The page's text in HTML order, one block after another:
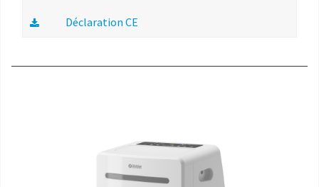
Déclaration CE